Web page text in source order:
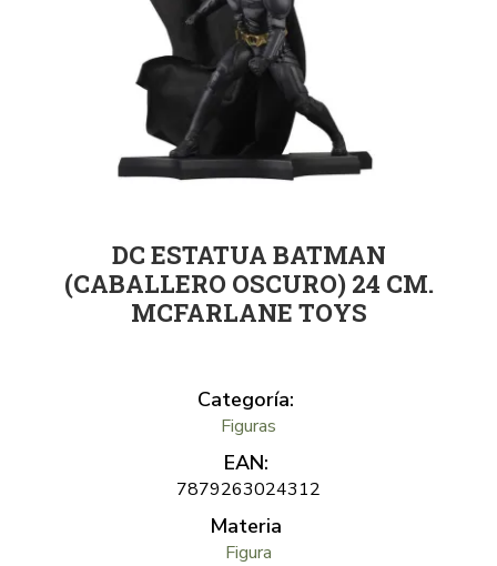
DC ESTATUA BATMAN
(CABALLERO OSCURO) 24 CM.
MCFARLANE TOYS
Categoría:
Figuras
EAN:
7879263024312
Materia
Figura